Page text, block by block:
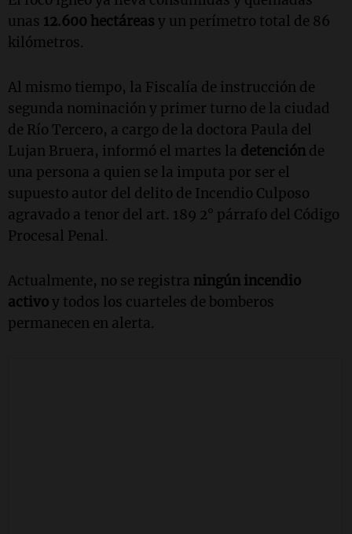
unas 12.600 hectáreas y un perímetro total de 86
kilómetros.
Al mismo tiempo, la Fiscalía de instrucción de
segunda nominación y primer turno de la ciudad
de Río Tercero, a cargo de la doctora Paula del
Lujan Bruera, informó el martes la detención de
una persona a quien se la imputa por ser el
supuesto autor del delito de Incendio Culposo
agravado a tenor del art. 189 2° párrafo del Código
Procesal Penal.
Actualmente, no se registra ningún incendio
activoy todos los cuarteles de bomberos
permanecen en alerta.